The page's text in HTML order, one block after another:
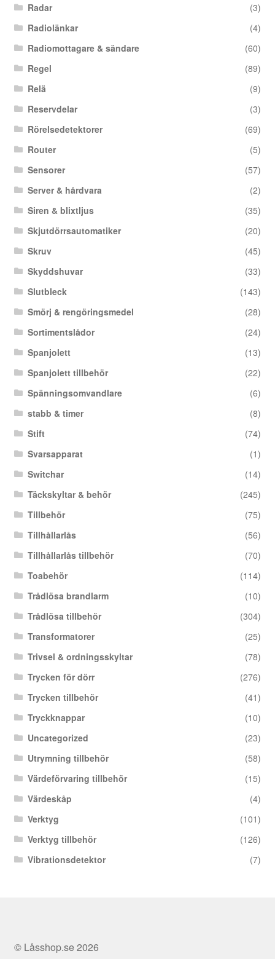
Radar
(3)
Radiolänkar
(4)
Radiomottagare & sändare
(60)
Regel
(89)
Relä
(9)
Reservdelar
(3)
Rörelsedetektorer
(69)
Router
(5)
Sensorer
(57)
Server & hårdvara
(2)
Siren & blixtljus
(35)
Skjutdörrsautomatiker
(20)
Skruv
(45)
Skyddshuvar
(33)
Slutbleck
(143)
Smörj & rengöringsmedel
(28)
Sortimentslådor
(24)
Spanjolett
(13)
Spanjolett tillbehör
(22)
Spänningsomvandlare
(6)
stabb & timer
(8)
Stift
(74)
Svarsapparat
(1)
Switchar
(14)
Täckskyltar & behör
(245)
Tillbehör
(75)
Tillhållarlås
(56)
Tillhållarlås tillbehör
(70)
Toabehör
(114)
Trådlösa brandlarm
(10)
Trådlösa tillbehör
(304)
Transformatorer
(25)
Trivsel & ordningsskyltar
(78)
Trycken för dörr
(276)
Trycken tillbehör
(41)
Tryckknappar
(10)
Uncategorized
(23)
Utrymning tillbehör
(58)
Värdeförvaring tillbehör
(15)
Värdeskåp
(4)
Verktyg
(101)
Verktyg tillbehör
(126)
Vibrationsdetektor
(7)
© Låsshop.se 2026